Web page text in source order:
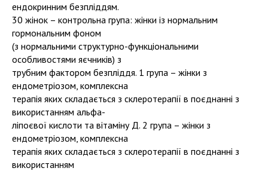
ендокринним безпліддям.
30 жінок – контрольна група: жінки із нормальним
гормональним фоном
(з нормальними структурно-функціональними
особливостями яєчників) з
трубним фактором безпліддя. 1 група – жінки з
ендометріозом, комплексна
терапія яких складається з склеротерапії в поєднанні з
використанням альфа-
ліпоєвої кислоти та вітаміну Д. 2 група – жінки з
ендометріозом, комплексна
терапія яких складається з склеротерапії в поєднанні з
використанням